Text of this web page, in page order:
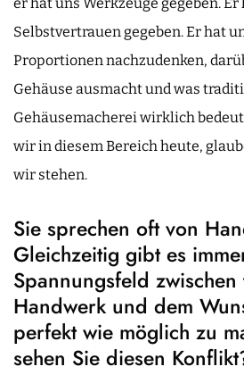
Selbstvertrauen gegeben. Er hat
Proportionen nachzudenken,
Gehäuse ausmacht und was
Gehäusemacherei wirklich
wir in diesem Bereich heute,
wir stehen.
Sie sprechen oft von
Gleichzeitig gibt es
Spannungsfeld
Handwerk und dem
perfekt wie möglich zu
sehen Sie diesen